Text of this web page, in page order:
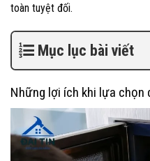
toàn tuyệt đối.
Mục lục bài viết
Những lợi ích khi lựa chọn